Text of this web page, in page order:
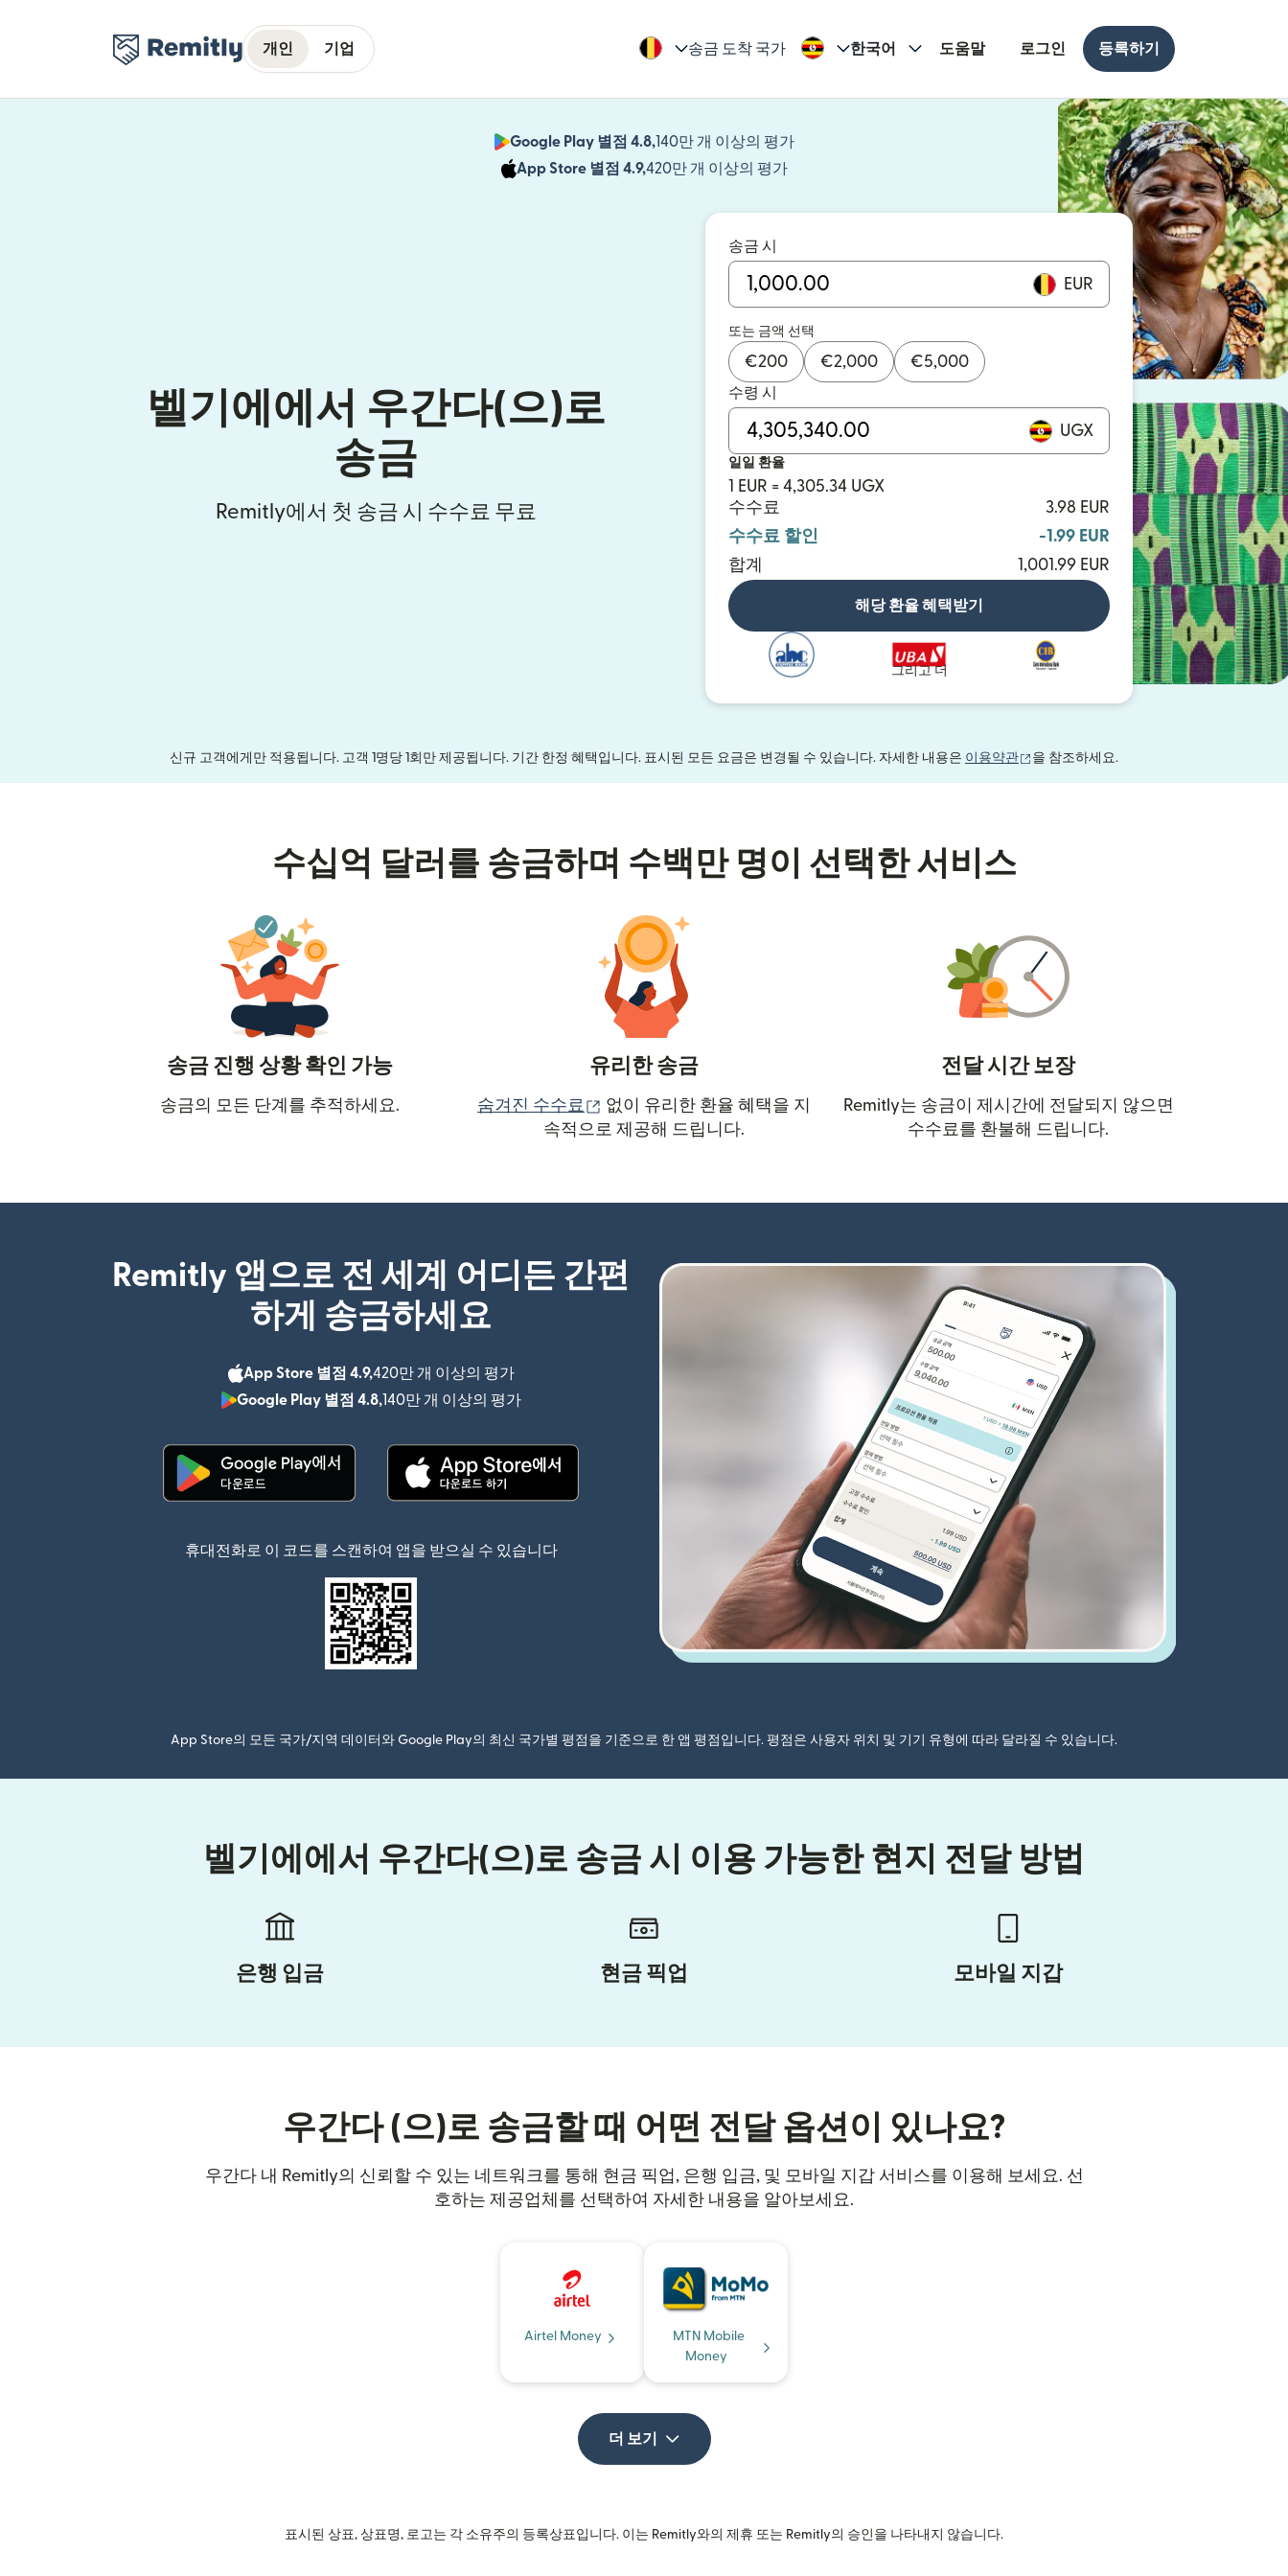
개인 기업 송금 도착 국가 한국어 도움말 로그인 등록하기
Google Play 별점 4.8,140만 개 이상의 평가
App Store 별점 4.9,420만 개 이상의 평가
벨기에에서 우간다(으)로
송금
Remitly에서 첫 송금 시 수수료 무료
송금 시
EUR
또는 금액 선택
€200 €2,000 €5,000
수령 시
UGX
일일 환율
1 EUR = 4,305.34 UGX
수수료
3.98 EUR
수수료 할인
-1.99 EUR
합계
1,001.99 EUR
해당 환율 혜택받기
그리고 더
신규 고객에게만 적용됩니다. 고객 1명당 1회만 제공됩니다. 기간 한정 혜택입니다. 표시된 모든 요금은 변경될 수 있습니다. 자세한 내용은 이용약관 (새 창에서 열림)
을 참조하세요.
수십억 달러를 송금하며 수백만 명이 선택한 서비스
송금 진행 상황 확인 가능
송금의 모든 단계를 추적하세요.
유리한 송금
숨겨진 수수료 (새 창에서 열림)
없이 유리한 환율 혜택을 지
속적으로 제공해 드립니다.
전달 시간 보장
Remitly는 송금이 제시간에 전달되지 않으면
수수료를 환불해 드립니다.
Remitly 앱으로 전 세계 어디든 간편
하게 송금하세요
App Store 별점 4.9,420만 개 이상의 평가
Google Play 별점 4.8,140만 개 이상의 평가
휴대전화로 이 코드를 스캔하여 앱을 받으실 수 있습니다
App Store의 모든 국가/지역 데이터와 Google Play의 최신 국가별 평점을 기준으로 한 앱 평점입니다. 평점은 사용자 위치 및 기기 유형에 따라 달라질 수 있습니다.
벨기에에서 우간다(으)로 송금 시 이용 가능한 현지 전달 방법
은행 입금 현금 픽업 모바일 지갑
우간다 (으)로 송금할 때 어떤 전달 옵션이 있나요?
우간다 내 Remitly의 신뢰할 수 있는 네트워크를 통해 현금 픽업, 은행 입금, 및 모바일 지갑 서비스를 이용해 보세요. 선
호하는 제공업체를 선택하여 자세한 내용을 알아보세요.
Airtel Money
MTN Mobile
Money
더 보기
표시된 상표, 상표명, 로고는 각 소유주의 등록상표입니다. 이는 Remitly와의 제휴 또는 Remitly의 승인을 나타내지 않습니다.